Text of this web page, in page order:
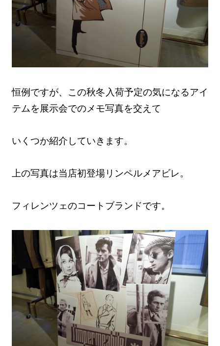
恒例ですが、この秋冬入荷予定の気になるアイ
テムを展示会でのメモ写真を交えて
いくつか紹介していきます。
上の写真は当店初登場リンペルメアビレ。
フィレンツェのコートブランドです。